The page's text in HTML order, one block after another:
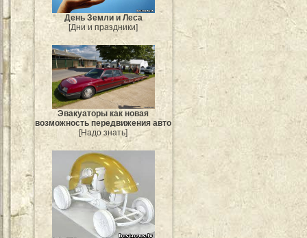
День Земли и Леса
[Дни и праздники]
Эвакуаторы как новая
возможность передвижения авто
[Надо знать]